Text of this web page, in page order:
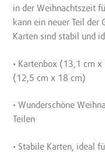
in der Weihnachtszeit
kann ein neuer Teil der
Karten sind stabil und
• Kartenbox (13,1 cm
(12,5 cm x 18 cm)
• Wunderschöne
Teilen
• Stabile Karten, ideal